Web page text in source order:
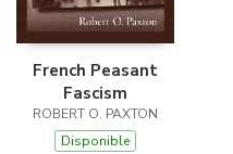
French Peasant
Fascism
ROBERT O. PAXTON
Disponible